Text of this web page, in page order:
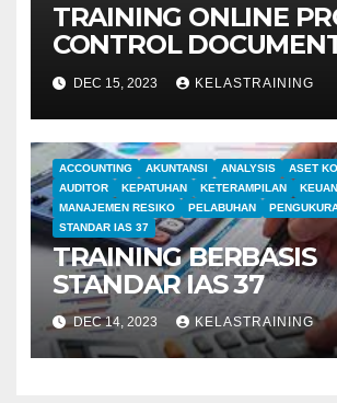
TRAINING ONLINE
CONTROL
MANAGEMENT
DEC 15, 2023 KELASTRAINING
ACCOUNTING AKUNTANSI ANALYSIS
ASET
AUDITOR
KEPATUHAN KETERAMPILAN
MANAJEMEN RESIKO
PELABUHAN
STANDAR IAS 37
TRAINING BERBASIS
STANDAR IAS 37
DEC 14, 2023 KELASTRAINING